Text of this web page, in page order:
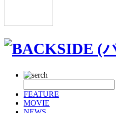
FEATURE
MOVIE